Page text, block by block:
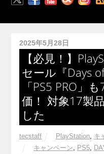
2025年5月28日
【必見！】
セール『Days
「PS5 PRO」
価！ 対象17製
した
tecstaff PlayStation, キ
キャンペーン, PS5,